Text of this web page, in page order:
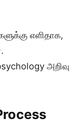
எளிதாக,
அறிவு